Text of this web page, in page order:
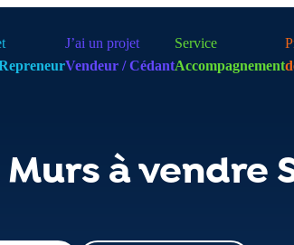
J’ai un projet
Vendeur / Cédant
Service
Accompagnement
à vendre